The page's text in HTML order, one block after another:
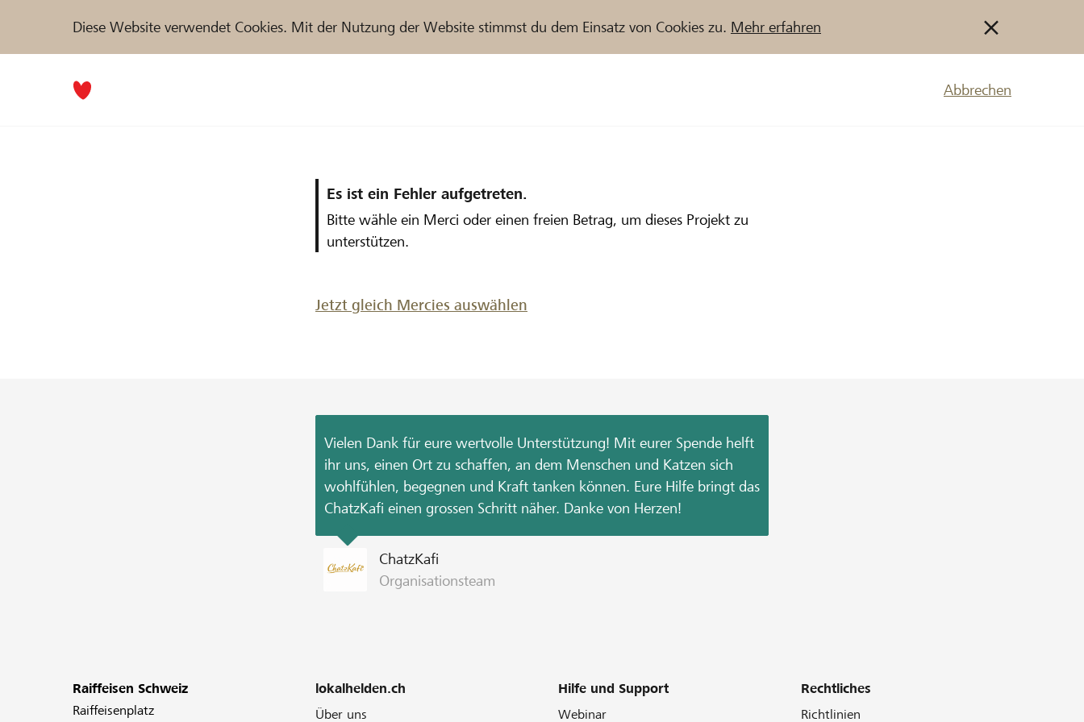
Diese Website verwendet Cookies. Mit der Nutzung der Website stimmst du dem Einsatz von Cookies zu. Mehr erfahren
Abbrechen
Es ist ein Fehler aufgetreten.
Bitte wähle ein Merci oder einen freien Betrag, um dieses Projekt zu
unterstützen.
Jetzt gleich Mercies auswählen
Vielen Dank für eure wertvolle Unterstützung! Mit eurer Spende helft
ihr uns, einen Ort zu schaffen, an dem Menschen und Katzen sich
wohlfühlen, begegnen und Kraft tanken können. Eure Hilfe bringt das
ChatzKafi einen grossen Schritt näher. Danke von Herzen!
ChatzKafi
Organisationsteam
Raiffeisen Schweiz
Raiffeisenplatz
lokalhelden.ch
Über uns
Hilfe und Support
Webinar
Rechtliches
Richtlinien